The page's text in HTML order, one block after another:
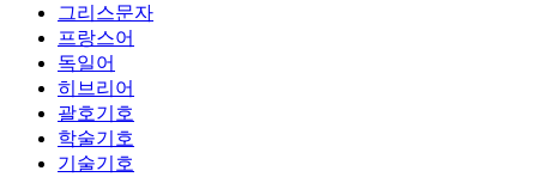
그리스문자
프랑스어
독일어
히브리어
괄호기호
학술기호
기술기호